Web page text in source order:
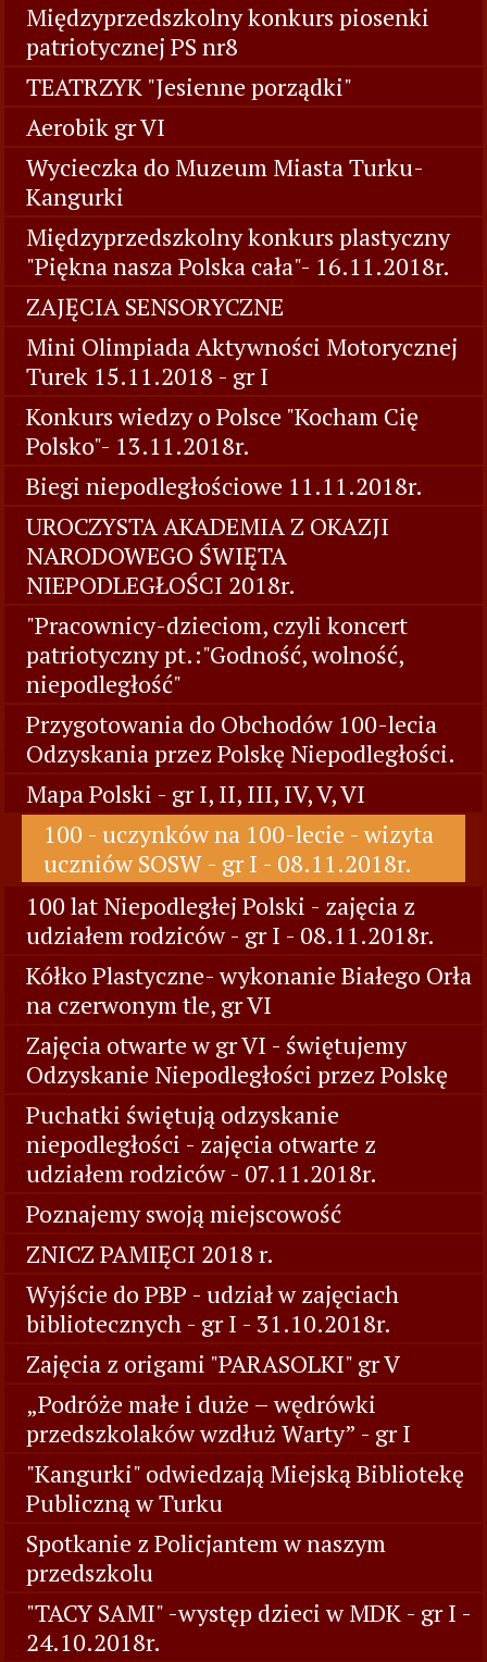
Międzyprzedszkolny konkurs piosenki
patriotycznej PS nr8
TEATRZYK "Jesienne porządki"
Aerobik gr VI
Wycieczka do Muzeum Miasta Turku-
Kangurki
Międzyprzedszkolny konkurs plastyczny
"Piękna nasza Polska cała"- 16.11.2018r.
ZAJĘCIA SENSORYCZNE
Mini Olimpiada Aktywności Motorycznej
Turek 15.11.2018 - gr I
Konkurs wiedzy o Polsce "Kocham Cię
Polsko"- 13.11.2018r.
Biegi niepodległościowe 11.11.2018r.
UROCZYSTA AKADEMIA Z OKAZJI
NARODOWEGO ŚWIĘTA
NIEPODLEGŁOŚCI 2018r.
"Pracownicy-dzieciom, czyli koncert
patriotyczny pt.:"Godność, wolność,
niepodległość"
Przygotowania do Obchodów 100-lecia
Odzyskania przez Polskę Niepodległości.
Mapa Polski - gr I, II, III, IV, V, VI
100 - uczynków na 100-lecie - wizyta
uczniów SOSW - gr I - 08.11.2018r.
100 lat Niepodległej Polski - zajęcia z
udziałem rodziców - gr I - 08.11.2018r.
Kółko Plastyczne- wykonanie Białego Orła
na czerwonym tle, gr VI
Zajęcia otwarte w gr VI - świętujemy
Odzyskanie Niepodległości przez Polskę
Puchatki świętują odzyskanie
niepodległości - zajęcia otwarte z
udziałem rodziców - 07.11.2018r.
Poznajemy swoją miejscowość
ZNICZ PAMIĘCI 2018 r.
Wyjście do PBP - udział w zajęciach
bibliotecznych - gr I - 31.10.2018r.
Zajęcia z origami "PARASOLKI" gr V
„Podróże małe i duże – wędrówki
przedszkolaków wzdłuż Warty” - gr I
"Kangurki" odwiedzają Miejską Bibliotekę
Publiczną w Turku
Spotkanie z Policjantem w naszym
przedszkolu
"TACY SAMI" -występ dzieci w MDK - gr I -
24.10.2018r.